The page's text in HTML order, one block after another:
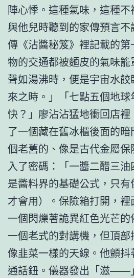
陣心悸。這種氣味，這種不
與他兒時聽到的家傳預言
傳《沾醬秘笈》裡記載的
物的交通都被麵皮的氣味籠
聲如湯沸時，便是宇宙水餃
來之時。」「七點五個地
快？」廖沾沾猛地衝回店
了一個藏在舊冰櫃後面的
個老舊的、像是古代金屬
入了密碼：「一醬二醋三
是醬料界的基礎公式，只
才會用）。保險箱打開，
一個閃爍著詭異紅色光芒
一個老式的對講機，但頂部
像韭菜一樣的天線。他顫
通話鈕。儀器發出「滋——